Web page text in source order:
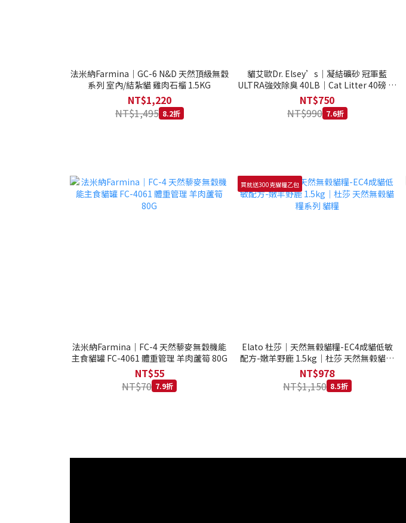
法米納Farmina｜GC-6 N&D 天然頂級無穀
系列 室內/結紮貓 雞肉石榴 1.5KG
NT$1,220
NT$1,495 8.2折
貓艾歐Dr. Elsey’s｜凝結礦砂 冠軍藍
ULTRA強效除臭 40LB｜Cat Litter 40磅 貓
砂 凝結礦砂 美國 艾爾博士
NT$750
NT$990 7.6折
法米納Farmina｜FC-4 天然藜麥無穀機能
主食貓罐 FC-4061 體重管理 羊肉蘆筍 80G
NT$55
NT$70 7.9折
買就送300克貓糧乙包
Elato 杜莎｜天然無榖貓糧-EC4成貓低敏
配方-嫩羊野鹿 1.5kg｜杜莎 天然無榖貓糧
系列 貓糧
NT$978
NT$1,150 8.5折